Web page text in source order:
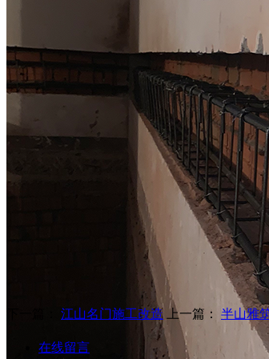
江山名门施工改造 上一篇： 半山雅
在线留言